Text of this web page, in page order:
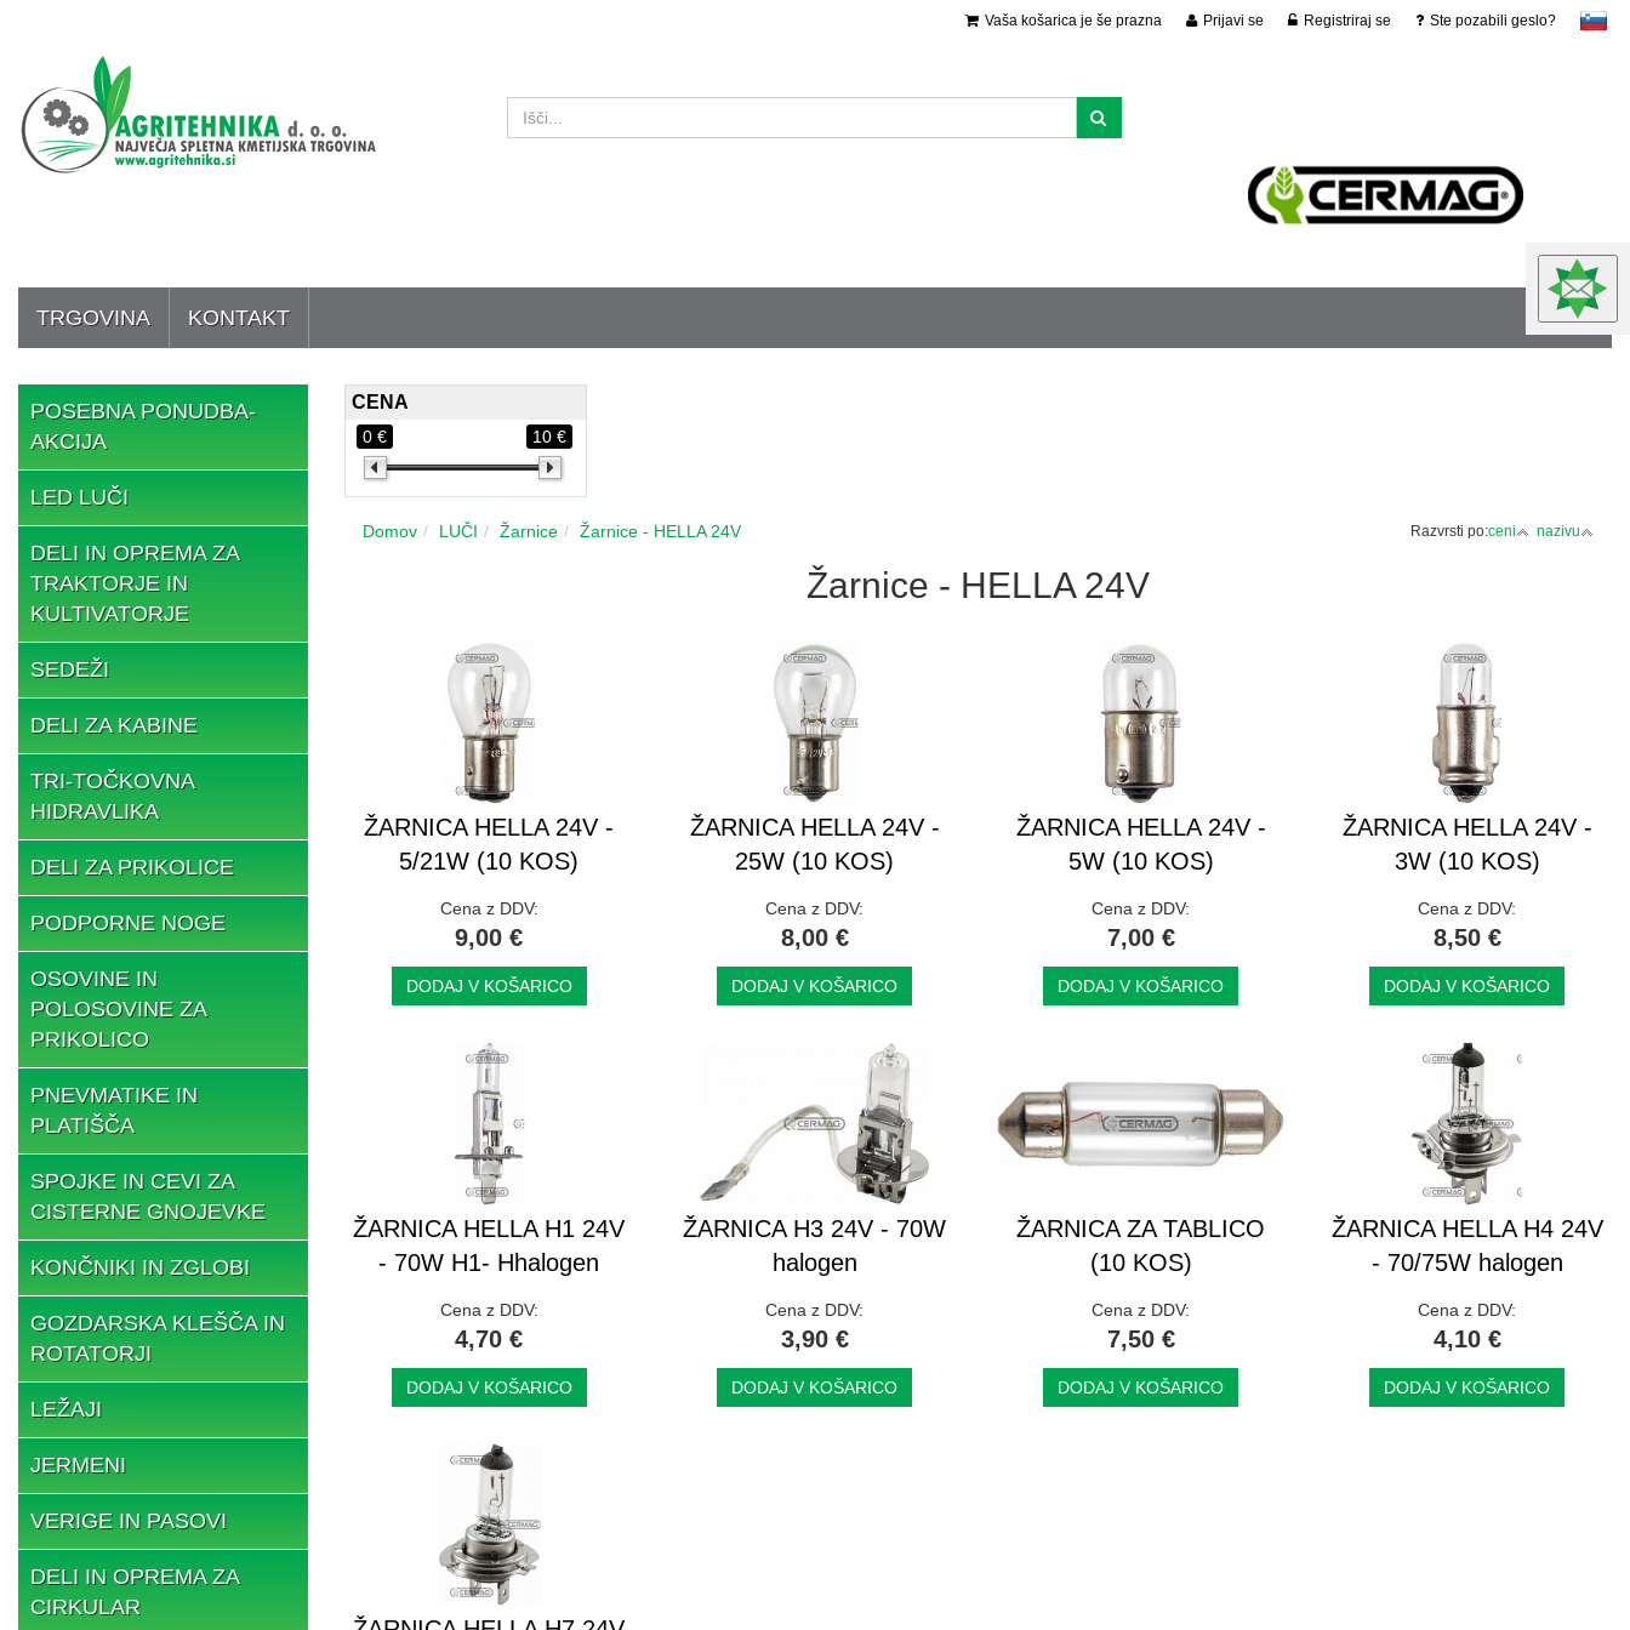
slovensko
Prijavi se Registriraj se Ste pozabili geslo?
Vaša košarica je še prazna
TRGOVINA KONTAKT
POSEBNA PONUDBA-
AKCIJA
LED LUČI
DELI IN OPREMA ZA
TRAKTORJE IN
KULTIVATORJE
SEDEŽI
DELI ZA KABINE
TRI-TOČKOVNA
HIDRAVLIKA
DELI ZA PRIKOLICE
PODPORNE NOGE
OSOVINE IN
POLOSOVINE ZA
PRIKOLICO
PNEVMATIKE IN
PLATIŠČA
SPOJKE IN CEVI ZA
CISTERNE GNOJEVKE
KONČNIKI IN ZGLOBI
GOZDARSKA KLEŠČA IN
ROTATORJI
LEŽAJI
JERMENI
VERIGE IN PASOVI
DELI IN OPREMA ZA
CIRKULAR
CENA
0 € 10 €
Domov LUČI Žarnice Žarnice - HELLA 24V Razvrsti po:ceni nazivu
Žarnice - HELLA 24V
ŽARNICA HELLA 24V -
5/21W (10 KOS)
Cena z DDV:
9,00 €
DODAJ V KOŠARICO
ŽARNICA HELLA 24V -
25W (10 KOS)
Cena z DDV:
8,00 €
DODAJ V KOŠARICO
ŽARNICA HELLA 24V -
5W (10 KOS)
Cena z DDV:
7,00 €
DODAJ V KOŠARICO
ŽARNICA HELLA 24V -
3W (10 KOS)
Cena z DDV:
8,50 €
DODAJ V KOŠARICO
ŽARNICA HELLA H1 24V
- 70W H1- Hhalogen
Cena z DDV:
4,70 €
DODAJ V KOŠARICO
ŽARNICA H3 24V - 70W
halogen
Cena z DDV:
3,90 €
DODAJ V KOŠARICO
ŽARNICA ZA TABLICO
(10 KOS)
Cena z DDV:
7,50 €
DODAJ V KOŠARICO
ŽARNICA HELLA H4 24V
- 70/75W halogen
Cena z DDV:
4,10 €
DODAJ V KOŠARICO